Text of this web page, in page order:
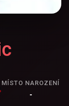
MÍSTO NAROZENÍ
-